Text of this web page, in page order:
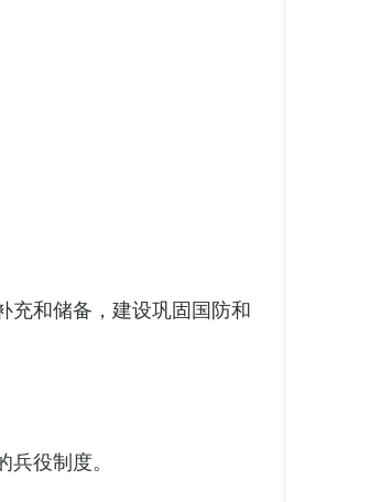
充和储备，建设巩固国防和
役制度。